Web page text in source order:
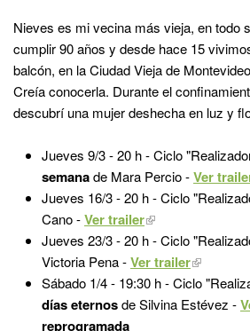
Nieves es mi vecina más vieja, en todo
cumplir 90 años y desde hace 15
balcón, en la Ciudad Vieja de
Creía conocerla. Durante el
descubrí una mujer deshecha en luz y
Jueves 9/3 - 20 h - Ciclo
semanade Mara Percio -Ver
Jueves 16/3 - 20 h - Ciclo
Cano -Ver trailer
Jueves 23/3 - 20 h - Ciclo
Victoria Pena -Ver trailer
Sábado 1/4 - 19:30 h - Ciclo
días eternosde Silvina Estévez -
reprogramada